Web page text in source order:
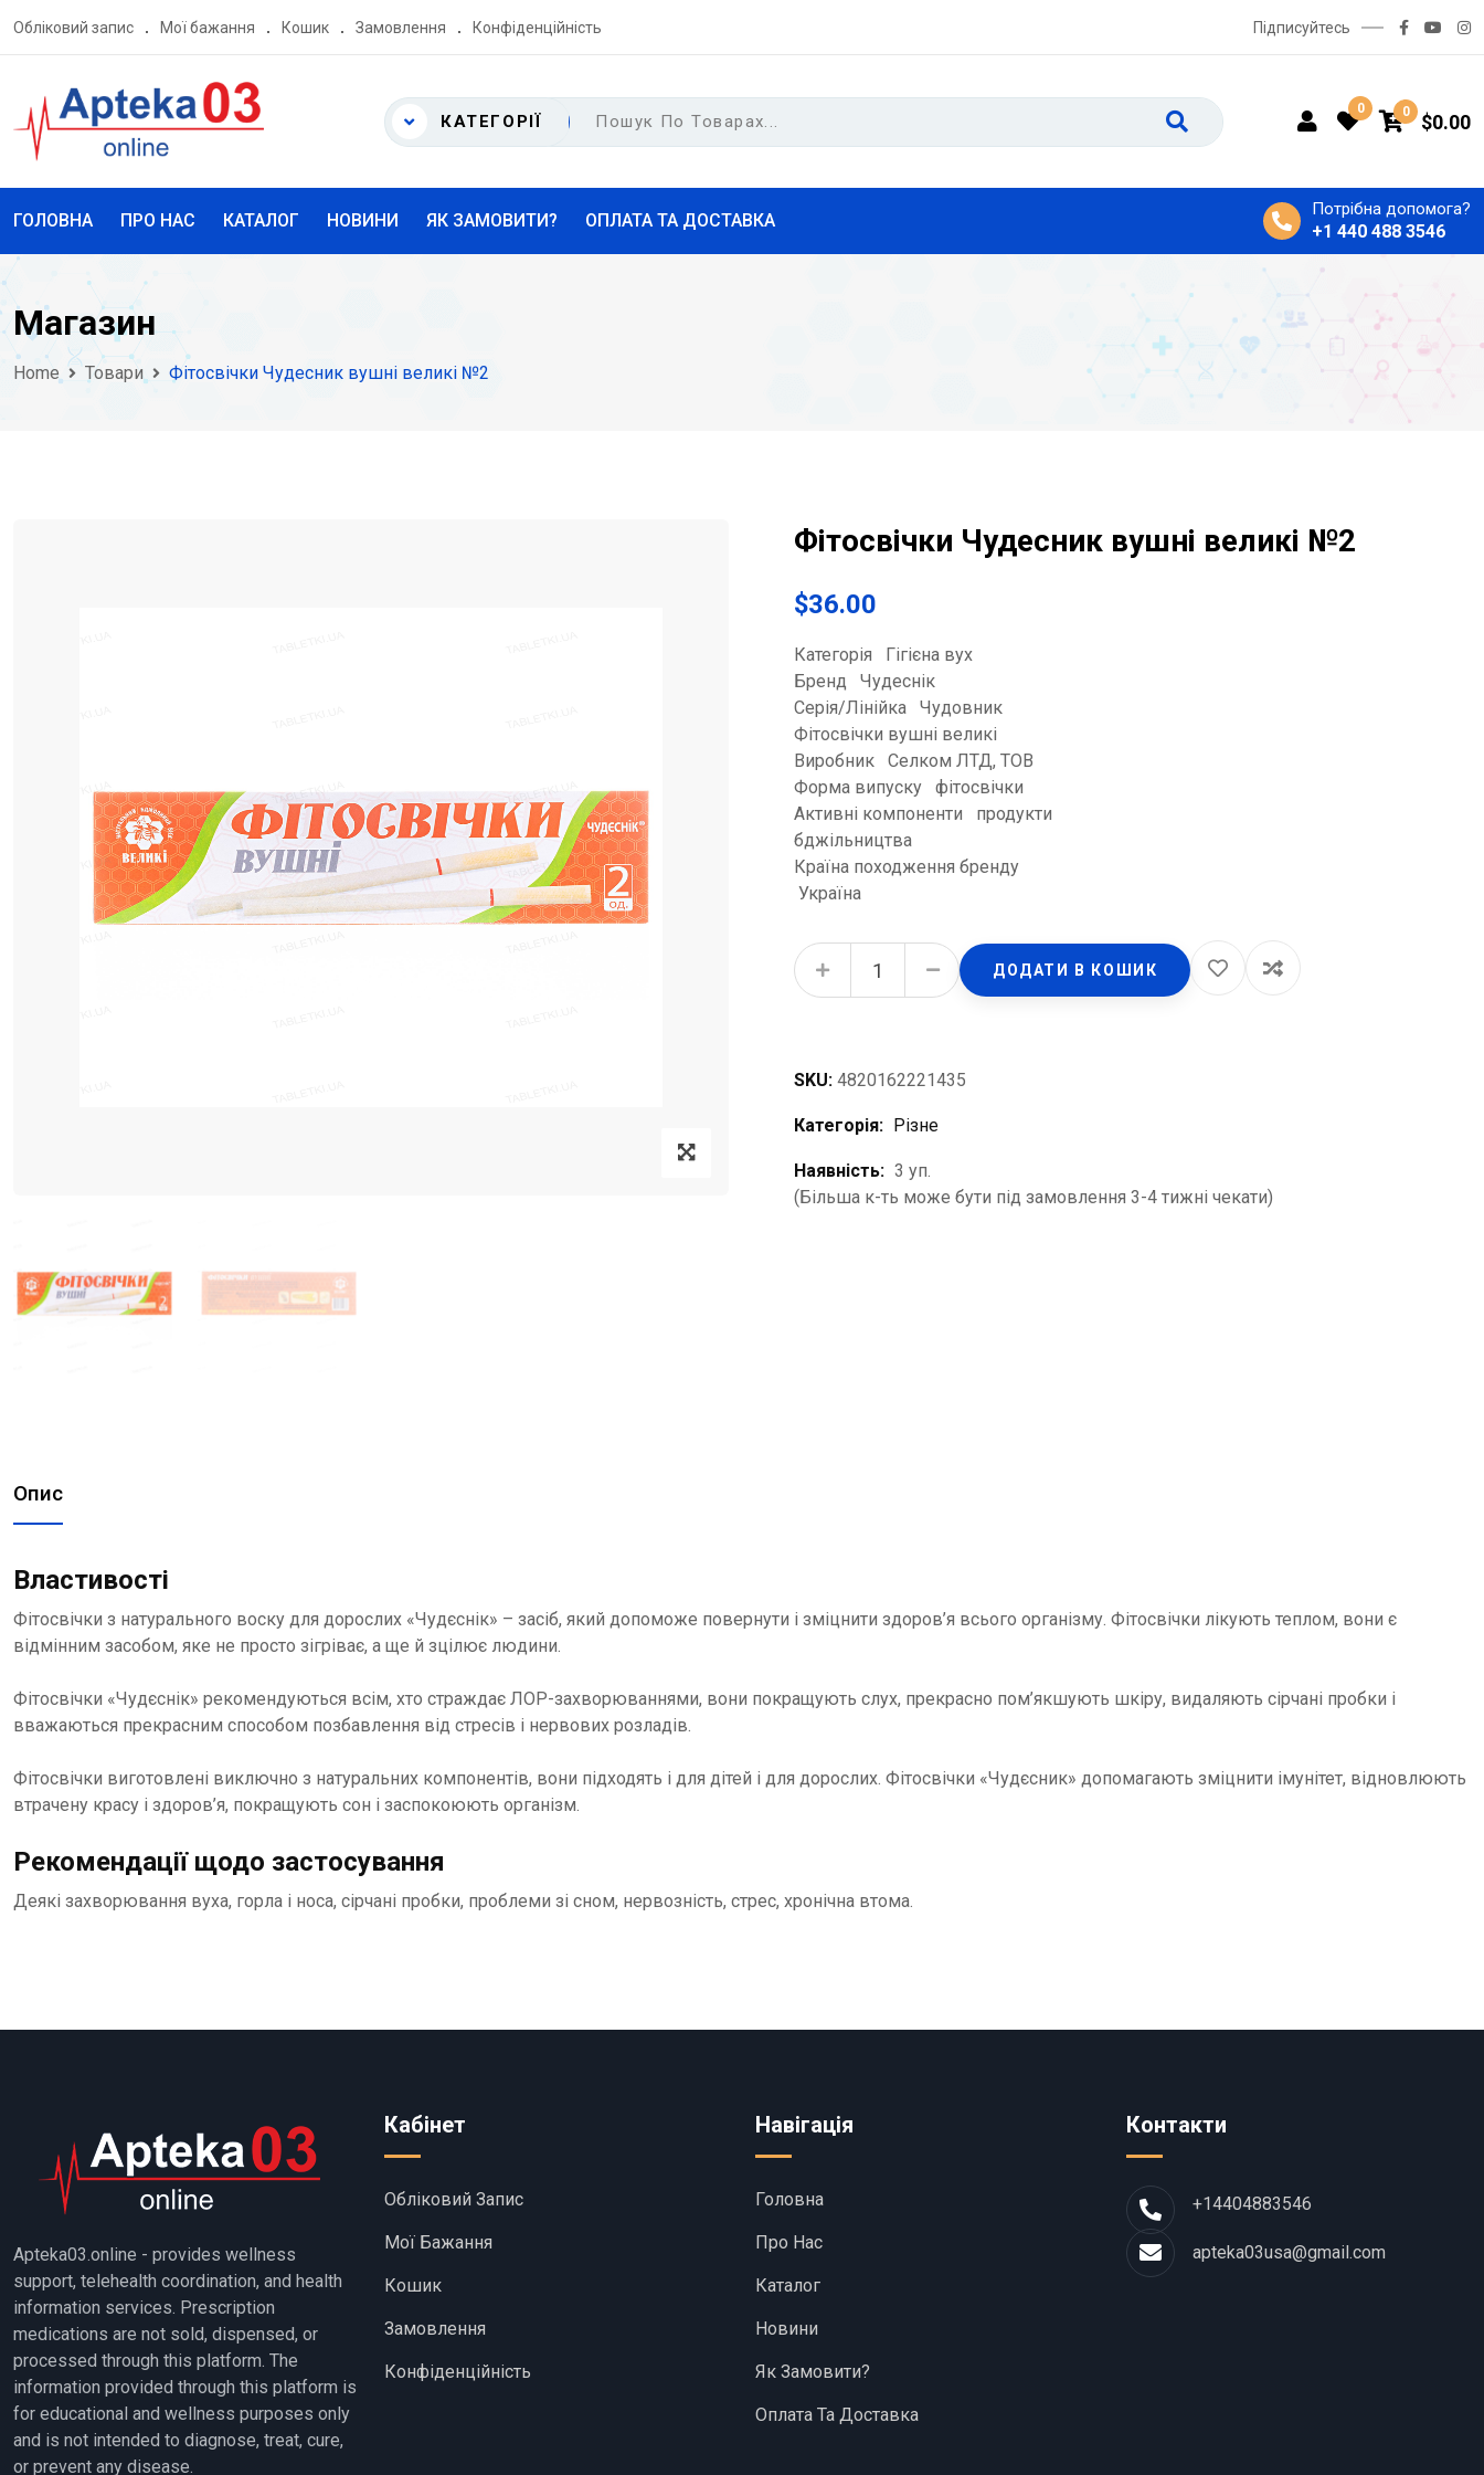
Обліковий запис Мої бажання Кошик Замовлення Конфіденційність Підписуйтесь
КАТЕГОРІЇ
0 0 $0.00
ГОЛОВНА ПРО НАС КАТАЛОГ НОВИНИ ЯК ЗАМОВИТИ? ОПЛАТА ТА ДОСТАВКА
Потрібна допомога?
+1 440 488 3546
Магазин
Home Товари Фітосвічки Чудесник вушні великі №2
Фітосвічки Чудесник вушні великі №2
$36.00
Категорія Гігієна вух
Бренд Чудеснік
Серія/Лінійка Чудовник
Фітосвічки вушні великі
Виробник Селком ЛТД, ТОВ
Форма випуску фітосвічки
Активні компоненти продукти
бджільництва
Країна походження бренду
Україна
Фітосвічки Чудесник вушні великі №2 quantity
ДОДАТИ В КОШИК
SKU: 4820162221435
Категорія: Різне
Наявність: 3 уп.
(Більша к-ть може бути під замовлення 3-4 тижні чекати)
Опис
Властивості
Фітосвічки з натурального воску для дорослих «Чудєснік» – засіб, який допоможе повернути і зміцнити здоров’я всього організму. Фітосвічки лікують теплом, вони є
відмінним засобом, яке не просто зігріває, а ще й зцілює людини.
Фітосвічки «Чудєснік» рекомендуються всім, хто страждає ЛОР-захворюваннями, вони покращують слух, прекрасно пом’якшують шкіру, видаляють сірчані пробки і
вважаються прекрасним способом позбавлення від стресів і нервових розладів.
Фітосвічки виготовлені виключно з натуральних компонентів, вони підходять і для дітей і для дорослих. Фітосвічки «Чудєсник» допомагають зміцнити імунітет, відновлюють
втрачену красу і здоров’я, покращують сон і заспокоюють організм.
Рекомендації щодо застосування
Деякі захворювання вуха, горла і носа, сірчані пробки, проблеми зі сном, нервозність, стрес, хронічна втома.
Apteka03.online - provides wellness
support, telehealth coordination, and health
information services. Prescription
medications are not sold, dispensed, or
processed through this platform. The
information provided through this platform is
for educational and wellness purposes only
and is not intended to diagnose, treat, cure,
or prevent any disease.
Кабінет
Обліковий Запис
Мої Бажання
Кошик
Замовлення
Конфіденційність
Навігація
Головна
Про Нас
Каталог
Новини
Як Замовити?
Оплата Та Доставка
Контакти
+14404883546
apteka03usa@gmail.com